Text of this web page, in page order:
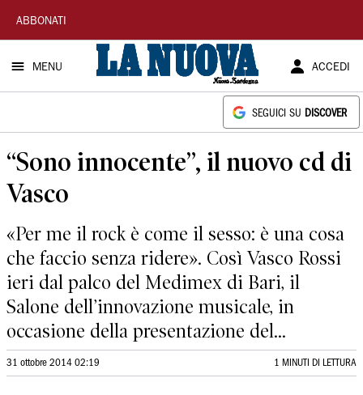
La
Nuova
Sardegna
ABBONATI
MENU ACCEDI
SEGUICI SU DISCOVER
“Sono innocente”, il nuovo cd di
Vasco
«Per me il rock è come il sesso: è una cosa
che faccio senza ridere». Così Vasco Rossi
ieri dal palco del Medimex di Bari, il
Salone dell’innovazione musicale, in
occasione della presentazione del...
31 ottobre 2014 02:19 1 MINUTI DI LETTURA